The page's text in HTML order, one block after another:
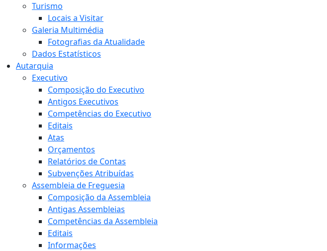
Turismo
Locais a Visitar
Galeria Multimédia
Fotografias da Atualidade
Dados Estatísticos
Autarquia
Executivo
Composição do Executivo
Antigos Executivos
Competências do Executivo
Editais
Atas
Orçamentos
Relatórios de Contas
Subvenções Atribuídas
Assembleia de Freguesia
Composição da Assembleia
Antigas Assembleias
Competências da Assembleia
Editais
Informações